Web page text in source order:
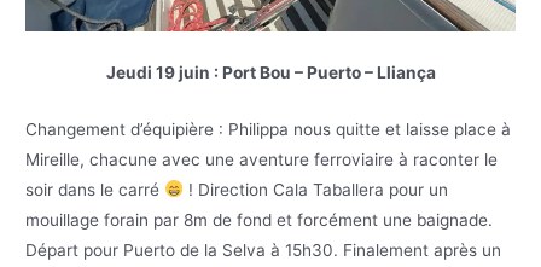
Jeudi 19 juin : Port Bou – Puerto – Lliança
Changement d’équipière : Philippa nous quitte et laisse place à
Mireille, chacune avec une aventure ferroviaire à raconter le
soir dans le carré
! Direction Cala Taballera pour un
mouillage forain par 8m de fond et forcément une baignade.
Départ pour Puerto de la Selva à 15h30. Finalement après un